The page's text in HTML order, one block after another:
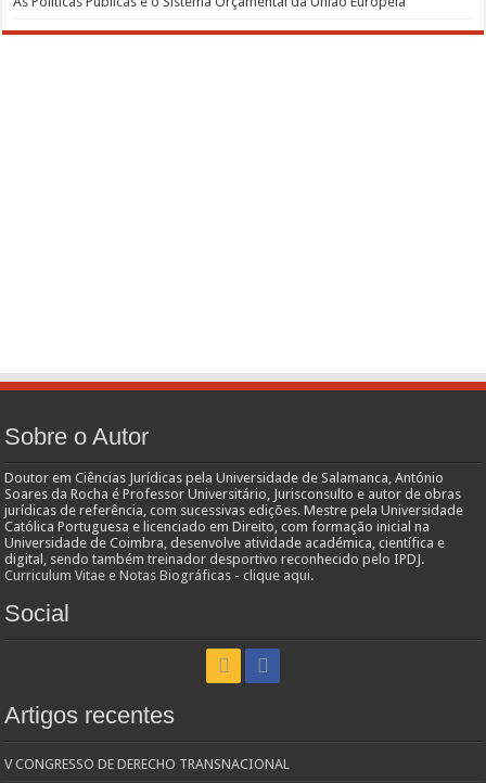
Sobre o Autor
Doutor em Ciências Jurídicas pela Universidade de Salamanca, António
Soares da Rocha é Professor Universitário, Jurisconsulto e autor de obras
jurídicas de referência, com sucessivas edições. Mestre pela Universidade
Católica Portuguesa e licenciado em Direito, com formação inicial na
Universidade de Coimbra, desenvolve atividade académica, científica e
digital, sendo também treinador desportivo reconhecido pelo IPDJ.
Curriculum Vitae e Notas Biográficas - clique aqui.
Social
Artigos recentes
V CONGRESSO DE DERECHO TRANSNACIONAL